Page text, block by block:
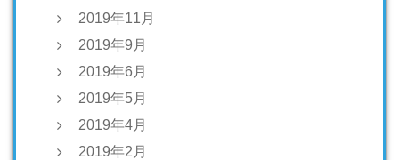
2019年11月
2019年9月
2019年6月
2019年5月
2019年4月
2019年2月